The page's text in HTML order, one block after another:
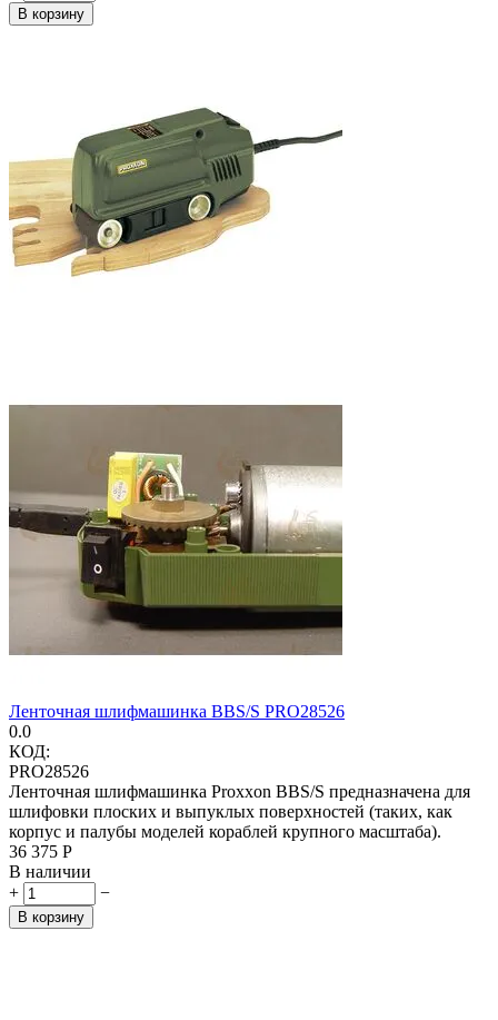
В корзину
Ленточная шлифмашинка BBS/S PRO28526
0.0
КОД:
PRO28526
Ленточная шлифмашинка Proxxon BBS/S предназначена для
шлифовки плоских и выпуклых поверхностей (таких, как
корпус и палубы моделей кораблей крупного масштаба).
36 375 Р
В наличии
+
−
В корзину